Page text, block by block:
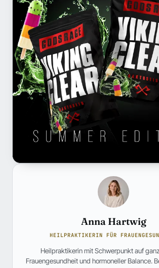
Anna Hartwig
HEILPRAKTIKERIN FÜR
Heilpraktikerin mit Schwerpunkt auf
Frauengesundheit und hormoneller Balance.